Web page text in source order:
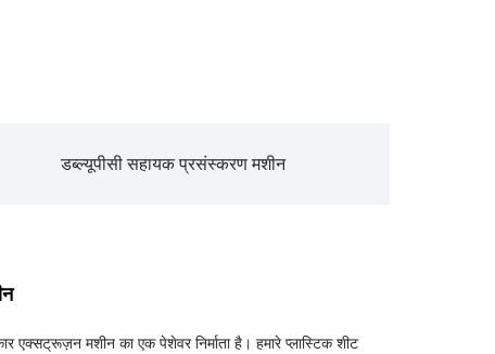
डब्ल्यूपीसी सहायक प्रसंस्करण मशीन
एक्सट्रूज़न मशीन का एक पेशेवर निर्माता है। हमारे प्लास्टिक शीट